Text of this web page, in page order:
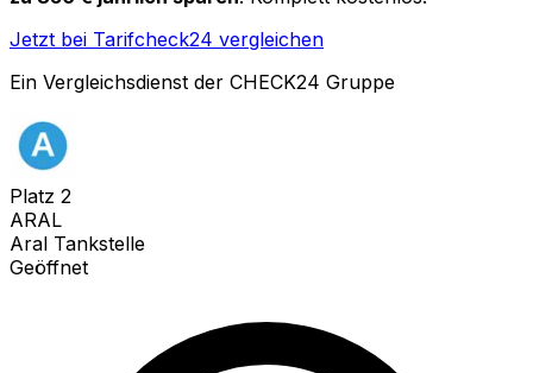
Jetzt bei Tarifcheck24 vergleichen
Ein Vergleichsdienst der CHECK24 Gruppe
Platz 2
ARAL
Aral Tankstelle
Geöffnet